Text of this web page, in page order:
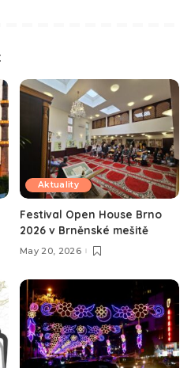
Aktuality
Festival Open House Brno
2026 v Brněnské mešitě
May 20, 2026